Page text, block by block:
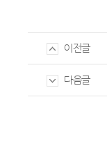
이전글
다음글